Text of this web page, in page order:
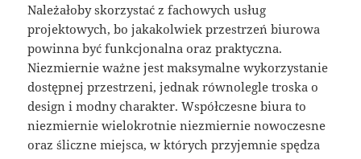
Należałoby skorzystać z fachowych usług
projektowych, bo jakakolwiek przestrzeń biurowa
powinna być funkcjonalna oraz praktyczna.
Niezmiernie ważne jest maksymalne wykorzystanie
dostępnej przestrzeni, jednak równolegle troska o
design i modny charakter. Współczesne biura to
niezmiernie wielokrotnie niezmiernie nowoczesne
oraz śliczne miejsca, w których przyjemnie spędza